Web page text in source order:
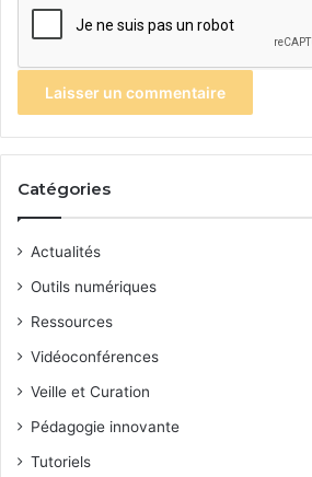
Catégories
Actualités
Outils numériques
Ressources
Vidéoconférences
Veille et Curation
Pédagogie innovante
Tutoriels